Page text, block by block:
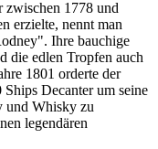
1778 und
erzielte, nennt man
Ihre bauchige
die edlen Tropfen auch
1801 orderte der
Decanter um seine
und Whisky zu
legendären